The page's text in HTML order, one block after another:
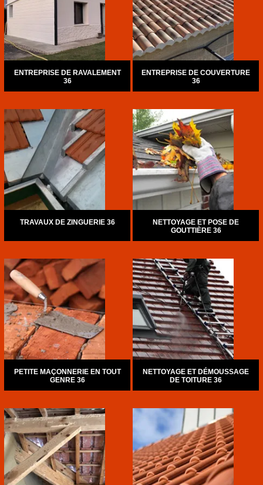
ENTREPRISE DE RAVALEMENT
36
ENTREPRISE DE COUVERTURE
36
TRAVAUX DE ZINGUERIE 36
NETTOYAGE ET POSE DE
GOUTTIÈRE 36
PETITE MAÇONNERIE EN TOUT
GENRE 36
NETTOYAGE ET DÉMOUSSAGE
DE TOITURE 36